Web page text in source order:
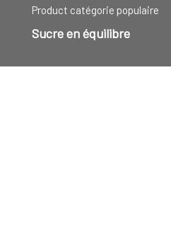
Product catégorie populaire
Sucre en équilibre